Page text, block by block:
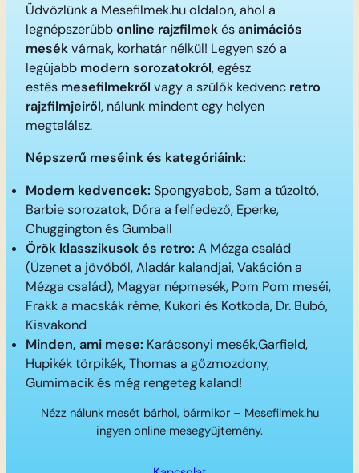
Üdvözlünk a Mesefilmek.hu oldalon, ahol a
legnépszerűbbonline rajzfilmekésanimációs
mesékvárnak, korhatár nélkül! Legyen szó a
legújabb modern sorozatokról, egész
estés mesefilmekről vagy a szülők kedvenc retro
rajzfilmjeiről, nálunk mindent egy helyen
megtalálsz.
Népszerű meséink és kategóriáink:
Modern kedvencek: Spongyabob, Sam a tűzoltó,
Barbie sorozatok, Dóra a felfedező, Eperke,
Chuggington és Gumball
Örök klasszikusok és retro: A Mézga család
(Üzenet a jövőből, Aladár kalandjai, Vakáción a
Mézga család), Magyar népmesék, Pom Pom meséi,
Frakk a macskák réme, Kukori és Kotkoda, Dr. Bubó,
Kisvakond
Minden, ami mese: Karácsonyi mesék,Garfield,
Hupikék törpikék, Thomas a gőzmozdony,
Gumimacik és még rengeteg kaland!
Nézz nálunk mesét bárhol, bármikor – Mesefilmek.hu
ingyen online mesegyűjtemény.